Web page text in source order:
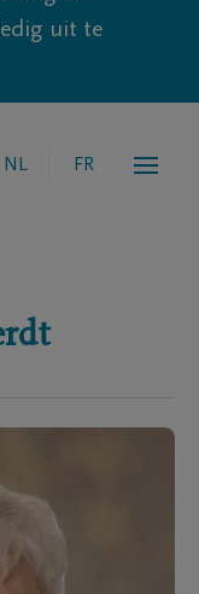
uit te
NL FR